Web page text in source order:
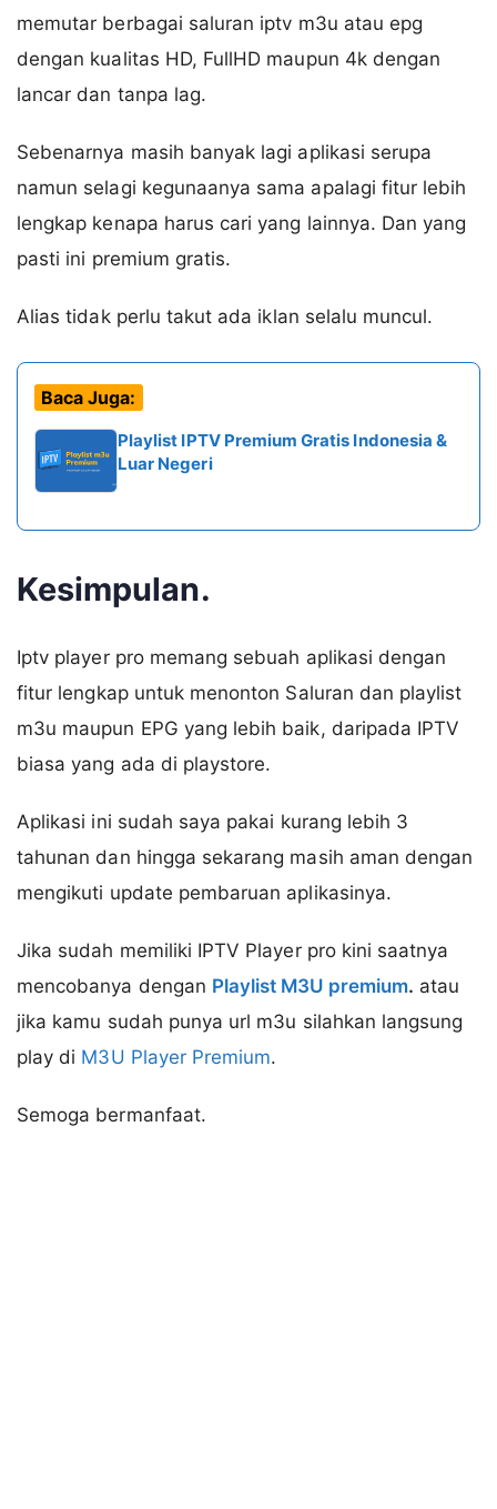
memutar berbagai saluran iptv m3u atau epg
dengan kualitas HD, FullHD maupun 4k dengan
lancar dan tanpa lag.
Sebenarnya masih banyak lagi aplikasi serupa
namun selagi kegunaanya sama apalagi fitur lebih
lengkap kenapa harus cari yang lainnya. Dan yang
pasti ini premium gratis.
Alias tidak perlu takut ada iklan selalu muncul.
Baca Juga:
Playlist IPTV Premium Gratis Indonesia &
Luar Negeri
Kesimpulan.
Iptv player pro memang sebuah aplikasi dengan
fitur lengkap untuk menonton Saluran dan playlist
m3u maupun EPG yang lebih baik, daripada IPTV
biasa yang ada di playstore.
Aplikasi ini sudah saya pakai kurang lebih 3
tahunan dan hingga sekarang masih aman dengan
mengikuti update pembaruan aplikasinya.
Jika sudah memiliki IPTV Player pro kini saatnya
mencobanya dengan Playlist M3U premium. atau
jika kamu sudah punya url m3u silahkan langsung
play di M3U Player Premium.
Semoga bermanfaat.